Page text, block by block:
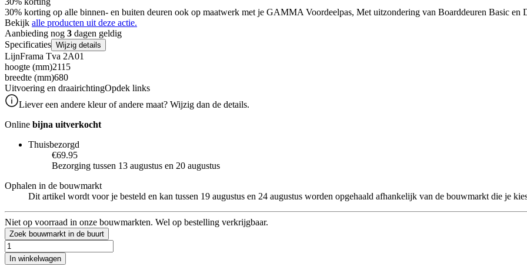
30% korting op alle binnen- en buiten deuren ook op maatwerk met je GAMMA Voordeelpas, Met uitzondering van Boarddeuren Basic en
Bekijk alle producten uit deze actie.
Aanbieding nog 3 dagen geldig
Specificaties Wijzig details
LijnFrama Tva 2A01
hoogte (mm)2115
breedte (mm)680
Uitvoering en draairichtingOpdek links
Liever een andere kleur of andere maat? Wijzig dan de details.
Online bijna uitverkocht
Thuisbezorgd
€69.95
Bezorging tussen 13 augustus en 20 augustus
Ophalen in de bouwmarkt
Dit artikel wordt voor je besteld en kan tussen 19 augustus en 24 augustus worden opgehaald afhankelijk van de bouwmarkt die je
Niet op voorraad in onze bouwmarkten. Wel op bestelling verkrijgbaar.
Zoek bouwmarkt in de buurt
In winkelwagen